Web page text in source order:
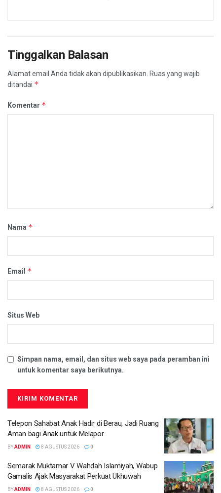
Tinggalkan Balasan
Alamat email Anda tidak akan dipublikasikan. Ruas yang wajib
ditandai *
Komentar *
Nama *
Email *
Situs Web
Simpan nama, email, dan situs web saya pada peramban ini
untuk komentar saya berikutnya.
Telepon Sahabat Anak Hadir di Berau, Jadi Ruang
Aman bagi Anak untuk Melapor
BYADMIN 8 AGUSTUS 2026 0
Semarak Muktamar V Wahdah Islamiyah, Wabup
Gamalis Ajak Masyarakat Perkuat Ukhuwah
BYADMIN 8 AGUSTUS 2026 0